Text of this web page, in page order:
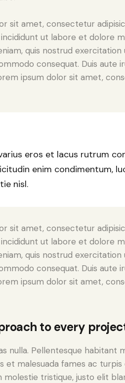
sit amet, consectetur
ut labore et dolore
quis nostrud exercitation
consequat. Duis aute
ipsum dolor sit amet,
eros et lacus rutrum
enim condimentum,
nisl.
sit amet, consectetur
ut labore et dolore
quis nostrud exercitation
consequat. Duis aute
ipsum dolor sit amet,
to every
nulla. Pellentesque habitant
et malesuada fames ac turpis
molestie tristique, justo elit